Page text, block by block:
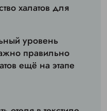
халатов для
уровень
правильно
ещё на этапе